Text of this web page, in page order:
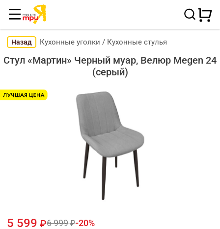
Назад Кухонные уголки / Кухонные стулья
Стул «Мартин» Черный муар, Велюр Megen 24
(серый)
5 599 6 999 20